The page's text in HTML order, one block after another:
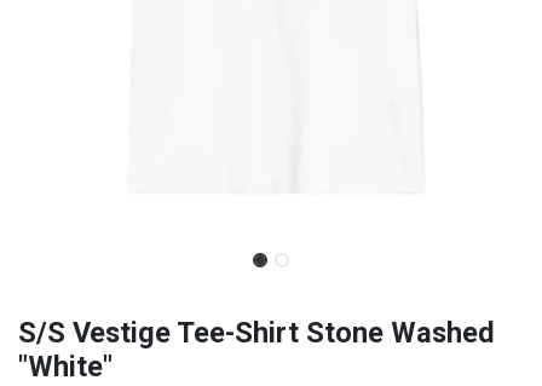
S/S Vestige Tee-Shirt Stone Washed
"White"